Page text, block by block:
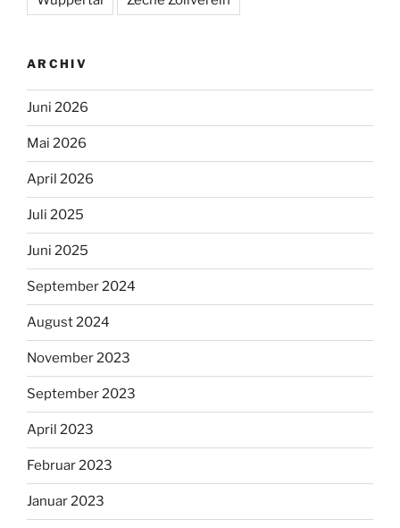
ARCHIV
Juni 2026
Mai 2026
April 2026
Juli 2025
Juni 2025
September 2024
August 2024
November 2023
September 2023
April 2023
Februar 2023
Januar 2023